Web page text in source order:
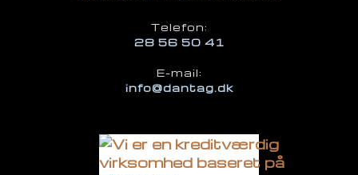
​Telefon:
28 56 50 41
E-mail:
info@dantag.dk